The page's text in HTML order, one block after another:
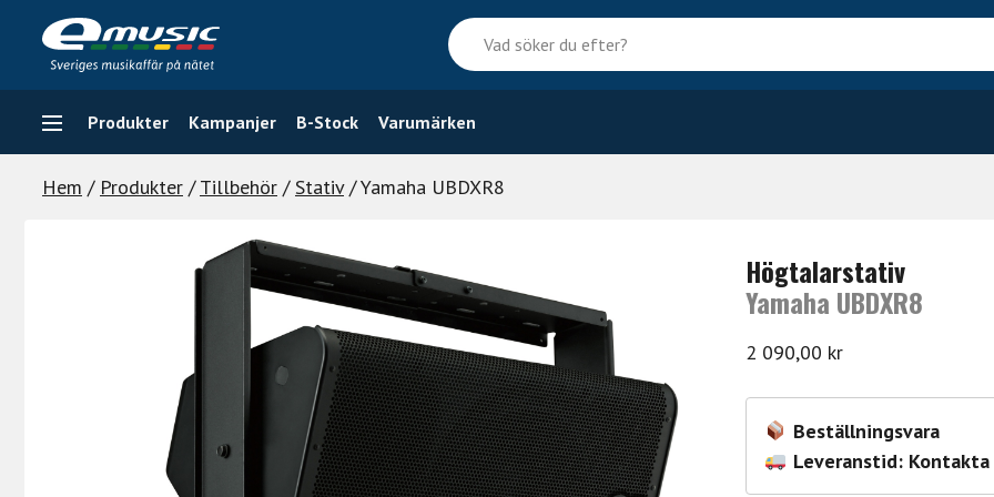
content
Vad
söker
du
efter?
Produkter Kampanjer B-Stock Varumärken
Hem / Produkter /Tillbehör /Stativ/ Yamaha UBDXR8
Högtalarstativ
Yamaha UBDXR8
2 090,00 kr
Beställningsvara
Leveranstid: Kontakta